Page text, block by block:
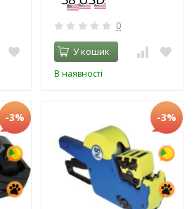
0
У кошик
В наявності
-3% -3%